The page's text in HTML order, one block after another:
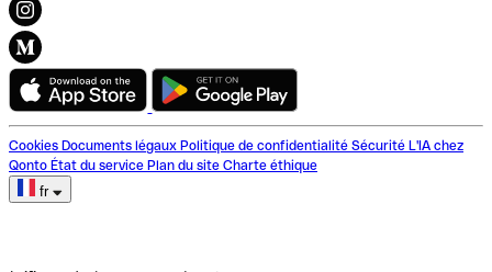
Cookies Documents légaux Politique de confidentialité Sécurité L'IA chez
Qonto État du service Plan du site Charte éthique
fr